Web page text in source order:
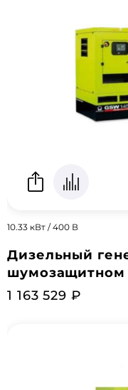
10.33 кВт / 400 В
Дизельный
шумозащитном
1 163 529 ₽